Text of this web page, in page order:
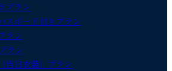
プラン
スボード付きプラン
ラン
ラン
当日衣装）プラン